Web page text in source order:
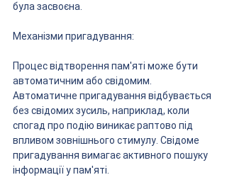
була засвоєна.
Механізми пригадування:
Процес відтворення пам'яті може бути
автоматичним або свідомим.
Автоматичне пригадування відбувається
без свідомих зусиль, наприклад, коли
спогад про подію виникає раптово під
впливом зовнішнього стимулу. Свідоме
пригадування вимагає активного пошуку
інформації у пам'яті.